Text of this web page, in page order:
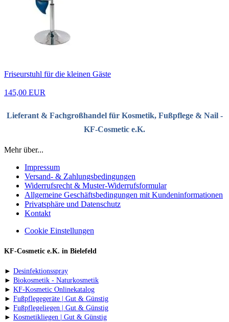
Friseurstuhl für die kleinen Gäste
145,00 EUR
Lieferant & Fachgroßhandel für Kosmetik, Fußpflege & Nail -
KF-Cosmetic e.K.
Mehr über...
Impressum
Versand- & Zahlungsbedingungen
Widerrufsrecht & Muster-Widerrufsformular
Allgemeine Geschäftsbedingungen mit Kundeninformationen
Privatsphäre und Datenschutz
Kontakt
Cookie Einstellungen
KF-Cosmetic e.K. in Bielefeld
► Desinfektionsspray
► Biokosmetik - Naturkosmetik
► KF-Kosmetic Onlinekatalog
► Fußpflegegeräte | Gut & Günstig
► Fußpflegeliegen | Gut & Günstig
► Kosmetikliegen | Gut & Günstig